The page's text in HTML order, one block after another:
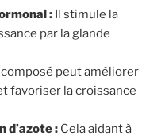
: Il stimule la
par la glande
composé peut améliorer
favoriser la croissance
d’azote : Cela aidant à